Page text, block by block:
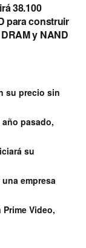
38.100
para construir
y NAND
su precio sin
pasado,
su
empresa
Prime Video,